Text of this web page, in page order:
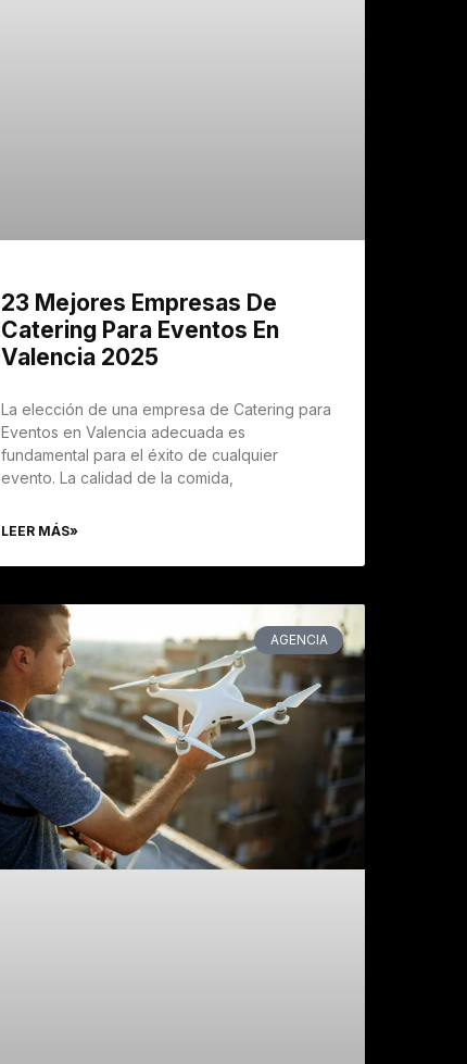
23 Mejores Empresas De
Catering Para Eventos En
Valencia 2025
La elección de una empresa de Catering para
Eventos en Valencia adecuada es
fundamental para el éxito de cualquier
evento. La calidad de la comida,
LEER MÁS»
AGENCIA